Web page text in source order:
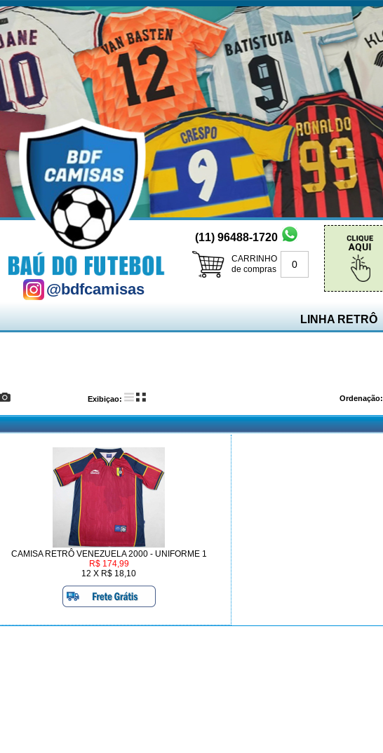
@bdfcamisas
(11) 96488-1720
CARRINHO
de compras
0
LINHA RETRÔ
Exibiçao: Ordenação:
CAMISA RETRÔ VENEZUELA 2000 - UNIFORME 1
R$ 174,99
12 X R$ 18,10